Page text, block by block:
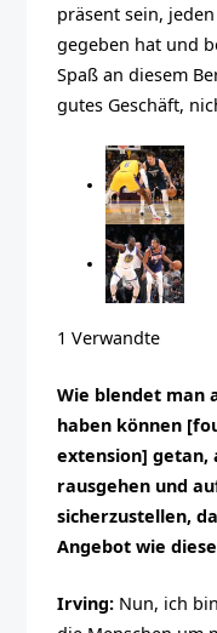
präsent sein,
gegeben hat und
Spaß an diesem
gutes Geschäft,
1 Verwandte
Wie blendet man
haben können
extension] getan,
rausgehen und
sicherzustellen,
Angebot wie
Irving: Nun, ich